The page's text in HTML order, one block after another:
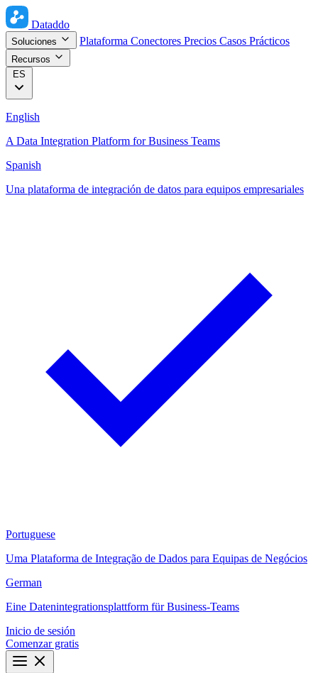
Dataddo
Soluciones Plataforma Conectores Precios Casos Prácticos
Recursos
ES
English
A Data Integration Platform for Business Teams
Spanish
Una plataforma de integración de datos para equipos empresariales
Portuguese
Uma Plataforma de Integração de Dados para Equipas de Negócios
German
Eine Datenintegrationsplattform für Business-Teams
Inicio de sesión
Comenzar gratis